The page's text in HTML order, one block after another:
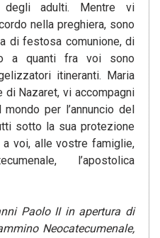
degli adulti. Mentre vi
nella preghiera, sono
di festosa comunione, di
a quanti fra voi sono
itineranti. Maria
di Nazaret, vi accompagni
per l’annuncio del
sotto la sua protezione
voi, alle vostre famiglie,
l’apostolica
Paolo II in apertura di
Neocatecumenale,